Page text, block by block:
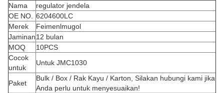
Nama
regulator jendela
OE NO.
6204600LC
Merek
Feimenlmugol
Jaminan12 bulan
MOQ
10PCS
Cocok
untuk
Untuk JMC1030
Paket
Bulk / Box / Rak Kayu / Karton, Silakan hubungi kami jika
Anda perlu untuk menyesuaikan!